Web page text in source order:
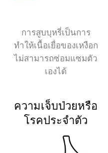
การสูบบุหรี่เป็นการ
ทำให้เนื้อเยื่อของเหงือก
ไม่สามารถซ่อมแซมตัว
เองได้
ความเจ็บป่วยหรือ
โรคประจำตัว